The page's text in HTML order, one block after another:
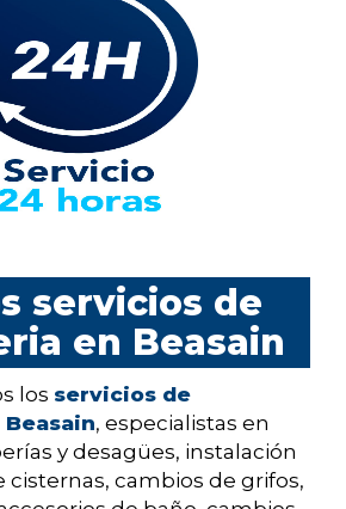
servicios de
en Beasain
los servicios de
, especialistas en
y desagües, instalación
cisternas, cambios de grifos,